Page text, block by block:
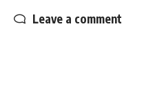
Leave a comment